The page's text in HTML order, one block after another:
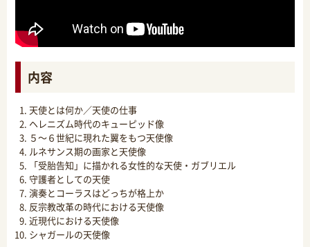
内容
天使とは何か／天使の仕事
ヘレニズム時代のキューピッド像
５～６世紀に現れた翼をもつ天使像
ルネサンス期の画家と天使像
「受胎告知」に描かれる女性的な天使・ガブリエル
守護者としての天使
演奏とコーラスはどっちが格上か
反宗教改革の時代における天使像
近現代における天使像
シャガールの天使像